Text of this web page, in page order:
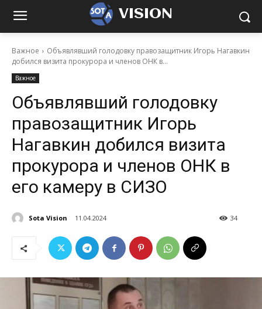
VISION
Важное
Объявлявший голодовку правозащитник Игорь Нагавкин
добился визита прокурора и членов ОНК в...
Важное
Объявлявший голодовку
правозащитник Игорь
Нагавкин добился визита
прокурора и членов ОНК в
его камеру в СИЗО
Sota Vision 11.04.2024 34